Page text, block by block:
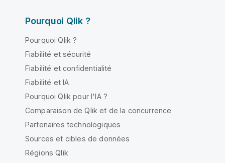
Pourquoi Qlik ?
Pourquoi Qlik ?
Fiabilité et sécurité
Fiabilité et confidentialité
Fiabilité et IA
Pourquoi Qlik pour l'IA ?
Comparaison de Qlik et de la concurrence
Partenaires technologiques
Sources et cibles de données
Régions Qlik